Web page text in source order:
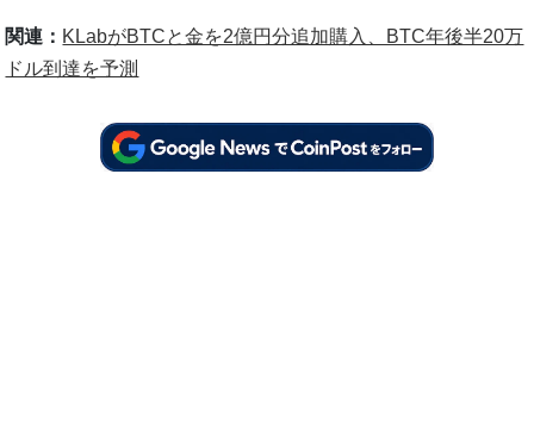
関連： KLabがBTCと金を2億円分追加購入、BTC年後半20万
ドル到達を予測